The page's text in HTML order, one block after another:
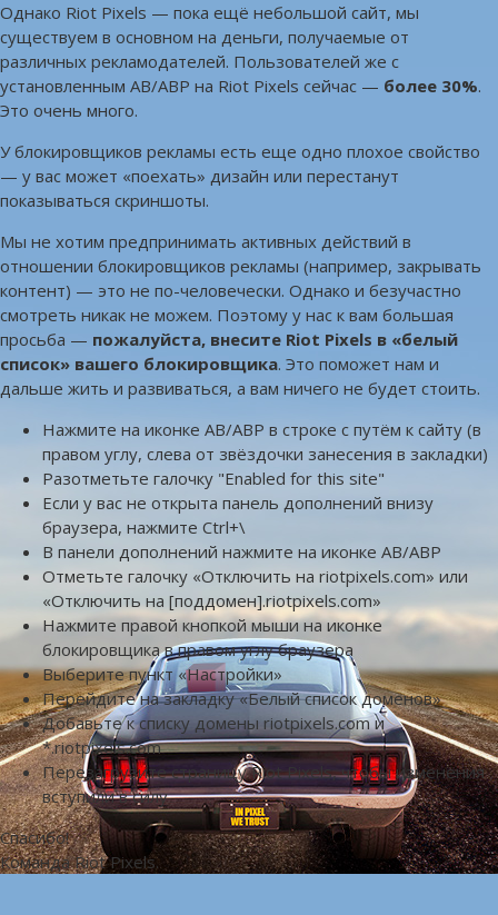
Однако Riot Pixels — пока ещё небольшой сайт, мы
существуем в основном на деньги, получаемые от
различных рекламодателей. Пользователей же с
установленным AB/ABP на Riot Pixels сейчас — более 30%.
Это очень много.
У блокировщиков рекламы есть еще одно плохое свойство
— у вас может «поехать» дизайн или перестанут
показываться скриншоты.
Мы не хотим предпринимать активных действий в
отношении блокировщиков рекламы (например, закрывать
контент) — это не по-человечески. Однако и безучастно
смотреть никак не можем. Поэтому у нас к вам большая
просьба — пожалуйста, внесите Riot Pixels в «белый
список» вашего блокировщика. Это поможет нам и
дальше жить и развиваться, а вам ничего не будет стоить.
Нажмите на иконке AB/ABP в строке с путём к сайту (в
правом углу, слева от звёздочки занесения в закладки)
Разотметьте галочку "Enabled for this site"
Если у вас не открыта панель дополнений внизу
браузера, нажмите Ctrl+\
В панели дополнений нажмите на иконке AB/ABP
Отметьте галочку «Отключить на riotpixels.com» или
«Отключить на [поддомен].riotpixels.com»
Нажмите правой кнопкой мыши на иконке
блокировщика в правом углу браузера
Выберите пункт «Настройки»
Перейдите на закладку «Белый список доменов»
Добавьте к списку домены riotpixels.com и
*.riotpixels.com
Перезагрузите страницу Riot Pixels, чтобы изменения
вступили в силу
Спасибо!
Команда Riot Pixels.